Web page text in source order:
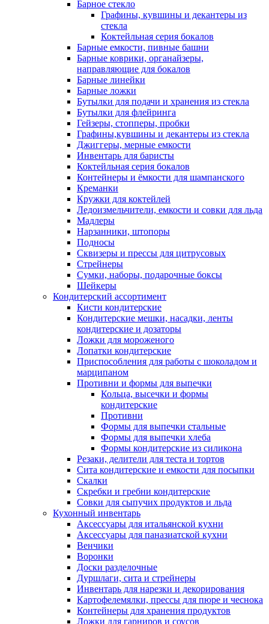
Барное стекло
Графины, кувшины и декантеры из
стекла
Коктейльная серия бокалов
Барные емкости, пивные башни
Барные коврики, органайзеры,
направляющие для бокалов
Барные линейки
Барные ложки
Бутылки для подачи и хранения из стекла
Бутылки для флейринга
Гейзеры, стопперы, пробки
Графины,кувшины и декантеры из стекла
Джиггеры, мерные емкости
Инвентарь для баристы
Коктейльная серия бокалов
Контейнеры и ёмкости для шампанского
Креманки
Кружки для коктейлей
Ледоизмельчители, емкости и совки для льда
Мадлеры
Нарзанники, штопоры
Подносы
Сквизеры и прессы для цитрусовых
Стрейнеры
Сумки, наборы, подарочные боксы
Шейкеры
Кондитерский ассортимент
Кисти кондитерские
Кондитерские мешки, насадки, ленты
кондитерские и дозаторы
Ложки для мороженого
Лопатки кондитерские
Приспособления для работы с шоколадом и
марципаном
Противни и формы для выпечки
Кольца, высечки и формы
кондитерские
Противни
Формы для выпечки стальные
Формы для выпечки хлеба
Формы кондитерские из силикона
Резаки, делители для теста и тортов
Сита кондитерские и емкости для посыпки
Скалки
Скребки и гребни кондитерские
Совки для сыпучих продуктов и льда
Кухонный инвентарь
Аксессуары для итальянской кухни
Аксессуары для паназиатской кухни
Венчики
Воронки
Доски разделочные
Дуршлаги, сита и стрейнеры
Инвентарь для нарезки и декорирования
Картофелемялки, прессы для пюре и чеснока
Контейнеры для хранения продуктов
Ложки для гарниров и соусов